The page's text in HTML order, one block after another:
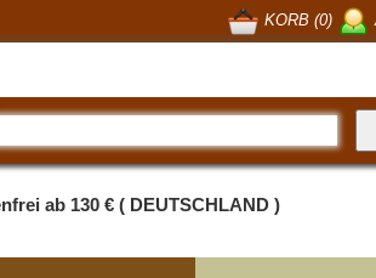
KORB (0)
ab 130 € ( DEUTSCHLAND )